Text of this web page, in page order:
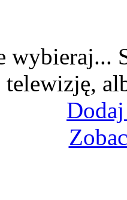
wybieraj...
telewizję,